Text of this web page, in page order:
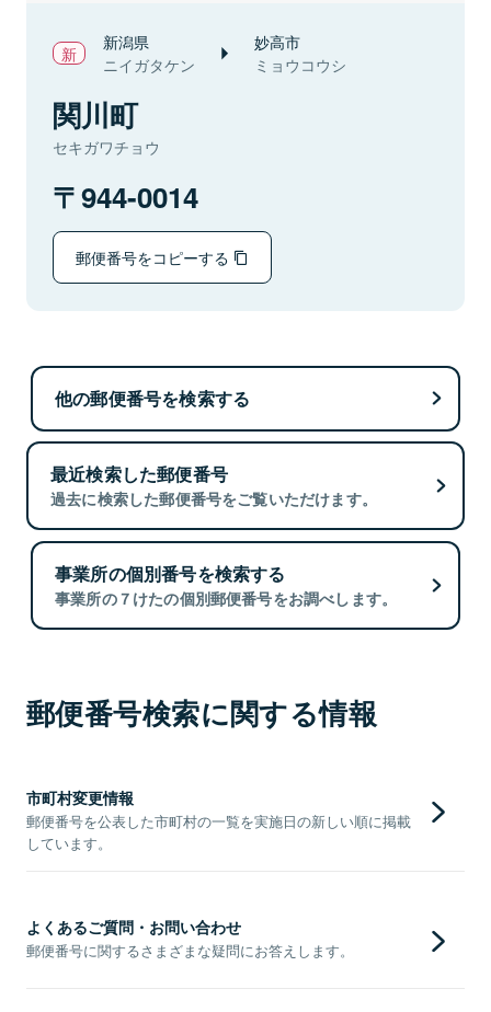
新潟県
ニイガタケン
妙高市
ミョウコウシ
関川町
セキガワチョウ
944-0014
郵便番号をコピーする
他の郵便番号を検索する
最近検索した郵便番号
過去に検索した郵便番号をご覧いただけます。
事業所の個別番号を検索する
事業所の７けたの個別郵便番号をお調べします。
郵便番号検索に関する情報
市町村変更情報
郵便番号を公表した市町村の一覧を実施日の新しい順に掲載
しています。
よくあるご質問・お問い合わせ
郵便番号に関するさまざまな疑問にお答えします。